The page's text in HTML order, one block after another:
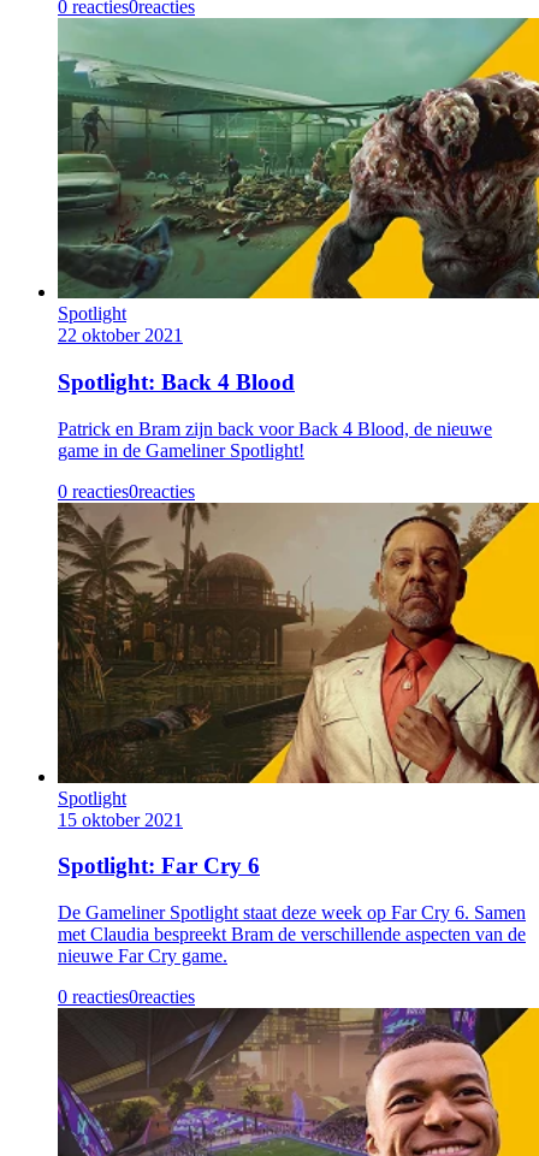
0 reacties0reacties
Spotlight
22 oktober 2021
Spotlight: Back 4 Blood
Patrick en Bram zijn back voor Back 4 Blood, de nieuwe
game in de Gameliner Spotlight!
0 reacties0reacties
Spotlight
15 oktober 2021
Spotlight: Far Cry 6
De Gameliner Spotlight staat deze week op Far Cry 6. Samen
met Claudia bespreekt Bram de verschillende aspecten van de
nieuwe Far Cry game.
0 reacties0reacties